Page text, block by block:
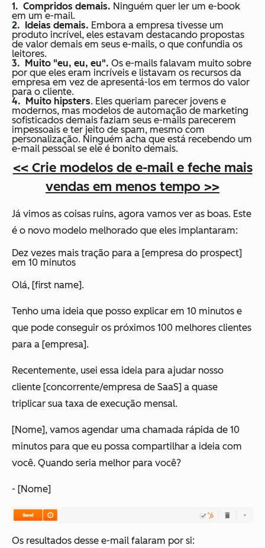
Compridos demais. Ninguém quer ler um e-book
em um e-mail.
Ideias demais. Embora a empresa tivesse um
produto incrível, eles estavam destacando propostas
de valor demais em seus e-mails, o que confundia os
leitores.
Muito "eu, eu, eu". Os e-mails falavam muito sobre
por que eles eram incríveis e listavam os recursos da
empresa em vez de apresentá-los em termos do valor
para o cliente.
Muito hipsters. Eles queriam parecer jovens e
modernos, mas modelos de automação de marketing
sofisticados demais faziam seus e-mails parecerem
impessoais e ter jeito de spam, mesmo com
personalização. Ninguém acha que está recebendo um
e-mail pessoal se ele é bonito demais.
<< Crie modelos de e-mail e feche mais
vendas em menos tempo >>
Já vimos as coisas ruins, agora vamos ver as boas. Este
é o novo modelo melhorado que eles implantaram:
Dez vezes mais tração para a [empresa do prospect]
em 10 minutos
Olá, [first name].
Tenho uma ideia que posso explicar em 10 minutos e
que pode conseguir os próximos 100 melhores clientes
para a [empresa].
Recentemente, usei essa ideia para ajudar nosso
cliente [concorrente/empresa de SaaS] a quase
triplicar sua taxa de execução mensal.
[Nome], vamos agendar uma chamada rápida de 10
minutos para que eu possa compartilhar a ideia com
você. Quando seria melhor para você?
- [Nome]
Os resultados desse e-mail falaram por si: